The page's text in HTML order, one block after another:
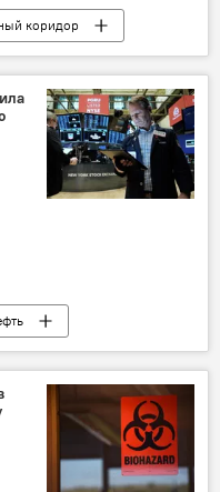
коридор